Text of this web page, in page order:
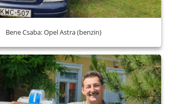
Bene Csaba: Opel Astra (benzin)